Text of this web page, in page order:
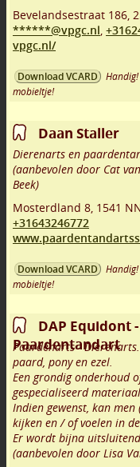
Bevelandsestraat 186
******@vpgc.nl
vpgc.nl/
Download VCARD
mobieltje!
Daan Staller
Dierenarts en
(aanbevolen door Cat
Beek)
Mosterdland 8 1541
+31643246772
Download VCARD
mobieltje!
DAP Equidont
Paardentandart
Paardenarts -
paard, pony en ezel.
Een grondig onderhoud
gespecialiseerd materiaal.
Indien gewenst, kan men
kijken en / of voelen in
Er wordt bijna
(aanbevolen door Lisa